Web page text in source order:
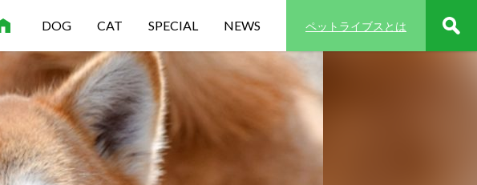
DOG CAT SPECIAL NEWS ペットライブスとは